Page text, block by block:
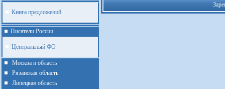
Книга предложений
Писатели России
Центральный ФО
Москва и область
Рязанская область
Липецкая область